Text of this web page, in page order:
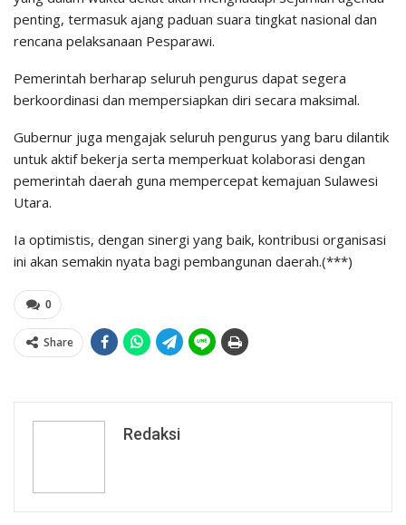
penting, termasuk ajang paduan suara tingkat nasional dan
rencana pelaksanaan Pesparawi.
Pemerintah berharap seluruh pengurus dapat segera
berkoordinasi dan mempersiapkan diri secara maksimal.
Gubernur juga mengajak seluruh pengurus yang baru dilantik
untuk aktif bekerja serta memperkuat kolaborasi dengan
pemerintah daerah guna mempercepat kemajuan Sulawesi
Utara.
Ia optimistis, dengan sinergi yang baik, kontribusi organisasi
ini akan semakin nyata bagi pembangunan daerah.(***)
0
Share
Redaksi